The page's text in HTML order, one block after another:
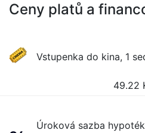
Ceny platů a
Vstupenka do kina, 1
49.22
Úroková sazba